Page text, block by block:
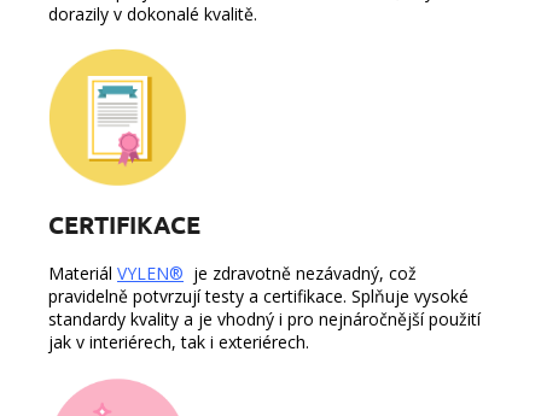
dorazily v dokonalé kvalitě.
CERTIFIKACE
Materiál VYLEN® je zdravotně nezávadný, což
pravidelně potvrzují testy a certifikace. Splňuje vysoké
standardy kvality a je vhodný i pro nejnáročnější použití
jak v interiérech, tak i exteriérech.